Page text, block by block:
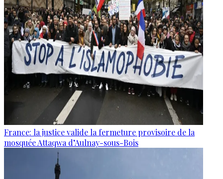
France: la justice valide la fermeture provisoire de la
mosquée Attaqwa d’Aulnay-sous-Bois